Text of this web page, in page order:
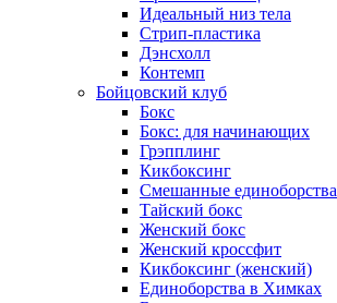
Идеальный низ тела
Стрип-пластика
Дэнсхолл
Контемп
Бойцовский клуб
Бокс
Бокс: для начинающих
Грэпплинг
Кикбоксинг
Смешанные единоборства
Тайский бокс
Женский бокс
Женский кроссфит
Кикбоксинг (женский)
Единоборства в Химках